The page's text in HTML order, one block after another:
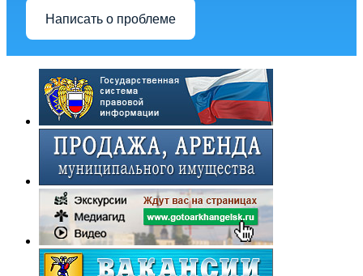
Написать о проблеме